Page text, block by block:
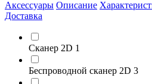
Аксессуары Описание
Доставка
Сканер 2D 1
Беспроводной сканер 2D 3